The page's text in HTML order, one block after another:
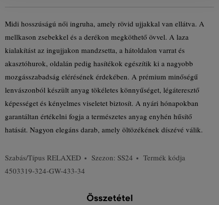
Midi hosszúságú női ingruha, amely rövid ujjakkal van ellátva. A
mellkason zsebekkel és a derékon megköthető övvel. A laza
kialakítást az ingujjakon mandzsetta, a hátoldalon varrat és
akasztóhurok, oldalán pedig hasítékok egészítik ki a nagyobb
mozgásszabadság elérésének érdekében. A prémium minőségű
lenvászonból készült anyag tökéletes könnyűséget, légáteresztő
képességet és kényelmes viseletet biztosít. A nyári hónapokban
garantáltan értékelni fogja a természetes anyag enyhén hűsítő
hatását. Nagyon elegáns darab, amely öltözékének díszévé válik.
Szabás/Típus RELAXED Szezon: SS24
Termék kódja
4503319-324-GW-433-34
Összetétel